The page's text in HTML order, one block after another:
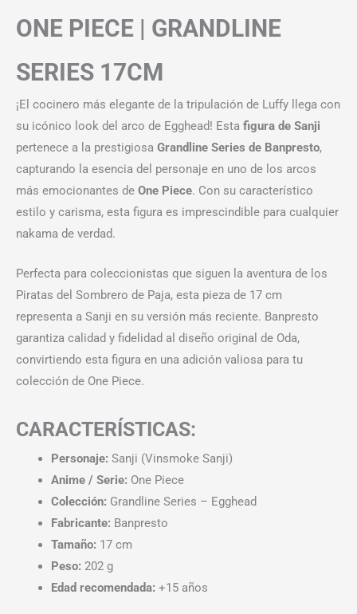
ONE PIECE | GRANDLINE
SERIES 17CM
¡El cocinero más elegante de la tripulación de Luffy llega con
su icónico look del arco de Egghead! Esta figura de Sanji
pertenece a la prestigiosa Grandline Series de Banpresto,
capturando la esencia del personaje en uno de los arcos
más emocionantes de One Piece. Con su característico
estilo y carisma, esta figura es imprescindible para cualquier
nakama de verdad.
Perfecta para coleccionistas que siguen la aventura de los
Piratas del Sombrero de Paja, esta pieza de 17 cm
representa a Sanji en su versión más reciente. Banpresto
garantiza calidad y fidelidad al diseño original de Oda,
convirtiendo esta figura en una adición valiosa para tu
colección de One Piece.
CARACTERÍSTICAS:
Personaje: Sanji (Vinsmoke Sanji)
Anime / Serie: One Piece
Colección: Grandline Series – Egghead
Fabricante: Banpresto
Tamaño: 17 cm
Peso: 202 g
Edad recomendada: +15 años